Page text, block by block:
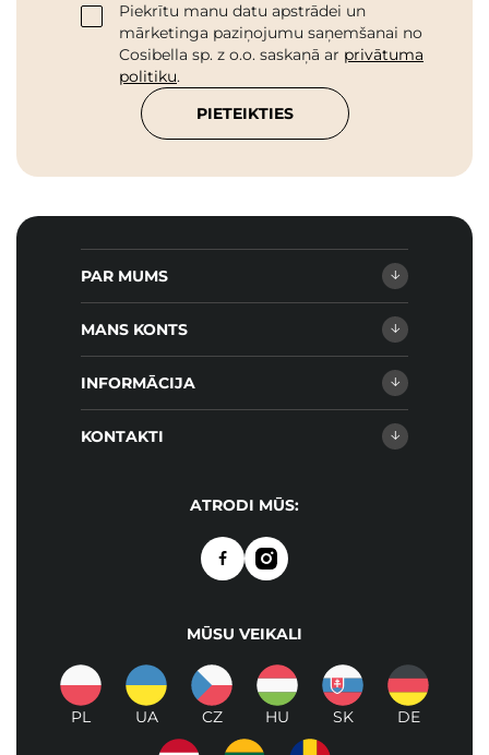
Piekrītu manu datu apstrādei un
mārketinga paziņojumu saņemšanai no
Cosibella sp. z o.o. saskaņā ar privātuma
politiku.
PIETEIKTIES
PAR MUMS
MANS KONTS
INFORMĀCIJA
KONTAKTI
ATRODI MŪS:
MŪSU VEIKALI
PL UA CZ HU SK DE